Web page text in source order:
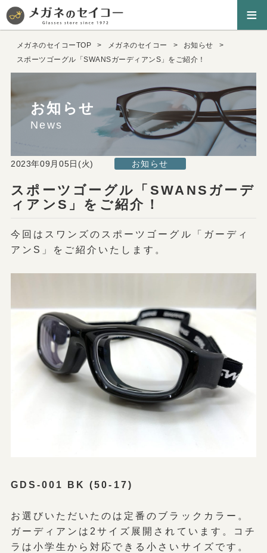
≡
メガネのセイコーTOP メガネのセイコー
お知らせ
スポーツゴーグル「SWANSガーディアンS」をご紹介！
お知らせ
News
スポーツゴーグル「SWANSガーデ
ィアンS」をご紹介！
2023年09月05日(火) お知らせ
今回はスワンズのスポーツゴーグル「ガーディ
アンS」をご紹介いたします。
GDS-001 BK (50-17)
お選びいただいたのは定番のブラックカラー。
ガーディアンは2サイズ展開されています。コチ
ラは小学生から対応できる小さいサイズです。